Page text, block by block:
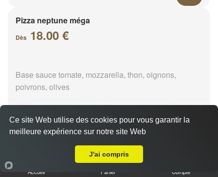
Pizza neptune méga
Dès 18.00 €
Base sauce tomate, mozzarella, thon, oignons,
poivrons, olives
Pizza napolitaine méga
Accueil Panier Compte
Ce site Web utilise des cookies pour vous garantir la
meilleure expérience sur notre site Web
J'ai compris